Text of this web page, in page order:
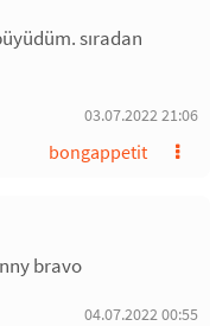
sıradan
03.07.2022 21:06
bongappetit
bravo
04.07.2022 00:55